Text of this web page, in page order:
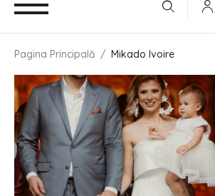
Pagina Principală / Mikado Ivoire